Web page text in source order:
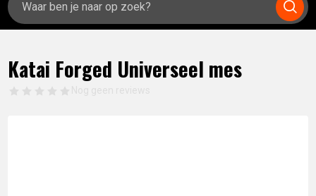
naar:
Katai Forged Universeel mes